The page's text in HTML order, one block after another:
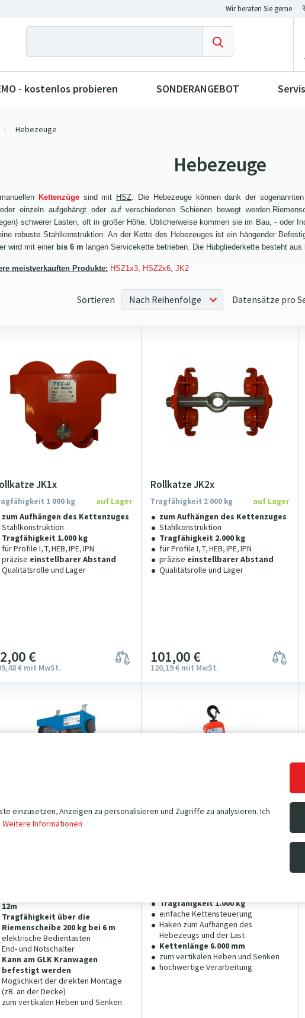
einzusetzen, Anzeigen zu personalisieren und Zugriffe zu analysieren. Ich
Weitere Informationen
- kostenlos probieren SONDERANGEBOT Servis
Hebezeuge
Hebezeuge
Kettenzügesind mit HSZ. Die Hebezeuge können dank der sogenannten
einzeln aufgehängt oder auf verschiedenen Schienen bewegt
schwerer Lasten, oft in großer Höhe. Üblicherweise kommen sie im Bau, - oder
robuste Stahlkonstruktion. An der Kette des Hebezeuges ist ein hängender
wird mit einer bis 6 m langen Servicekette betrieben. Die Hubgliederkette besteht aus
meistverkauften Produkte: HSZ1x3, HSZ2x6,JK2
Sortieren Datensätze pro
JK1x
1 000 kg
zum Aufhängen des Kettenzuges
Stahlkonstruktion
Tragfähigkeit 1.000 kg
für Profile I, T, HEB, IPE, IPN
präzise einstellbarer Abstand
Qualitätsrolle und Lager
auf Lager
00€
48€ mit MwSt.
Rollkatze JK2x
Tragfähigkeit 2 000 kg
zum Aufhängen des Kettenzuges
Stahlkonstruktion
Tragfähigkeit 2.000 kg
für Profile I, T, HEB, IPE, IPN
präzise einstellbarer Abstand
Qualitätsrolle und Lager
auf Lager
101 00€
120 19€ mit MwSt.
12m
Tragfähigkeit über die
Riemenscheibe 200 kg bei 6 m
elektrische Bedientasten
End- und Notschalter
Kann am GLK Kranwagen
befestigt werden
Möglichkeit der direkten Montage
(zB. an der Decke)
zum vertikalen Heben und Senken
Tragfähigkeit 1.000 kg
einfache Kettensteuerung
Haken zum Aufhängen des
Hebezeugs und der Last
Kettenlänge 6.000 mm
zum vertikalen Heben und Senken
hochwertige Verarbeitung